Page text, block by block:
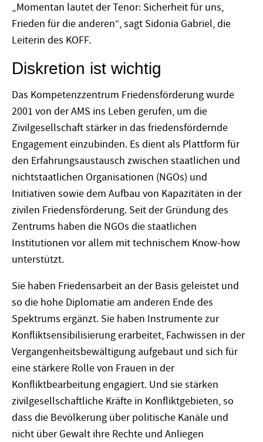
„Momentan lautet der Tenor: Sicherheit für uns,
Frieden für die anderen“, sagt Sidonia Gabriel, die
Leiterin des KOFF.
Diskretion ist wichtig
Das Kompetenzzentrum Friedensförderung wurde
2001 von der AMS ins Leben gerufen, um die
Zivilgesellschaft stärker in das friedensfördernde
Engagement einzubinden. Es dient als Plattform für
den Erfahrungsaustausch zwischen staatlichen und
nichtstaatlichen Organisationen (NGOs) und
Initiativen sowie dem Aufbau von Kapazitäten in der
zivilen Friedensförderung. Seit der Gründung des
Zentrums haben die NGOs die staatlichen
Institutionen vor allem mit technischem Know-how
unterstützt.
Sie haben Friedensarbeit an der Basis geleistet und
so die hohe Diplomatie am anderen Ende des
Spektrums ergänzt. Sie haben Instrumente zur
Konfliktsensibilisierung erarbeitet, Fachwissen in der
Vergangenheitsbewältigung aufgebaut und sich für
eine stärkere Rolle von Frauen in der
Konfliktbearbeitung engagiert. Und sie stärken
zivilgesellschaftliche Kräfte in Konfliktgebieten, so
dass die Bevölkerung über politische Kanäle und
nicht über Gewalt ihre Rechte und Anliegen